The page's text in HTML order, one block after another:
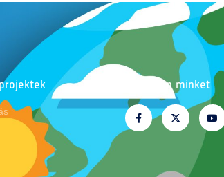
Kövessen minket